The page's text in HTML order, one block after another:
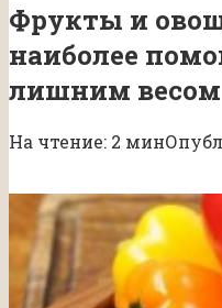
Фрукты и
наиболее
лишним весом
На чтение: 2 мин